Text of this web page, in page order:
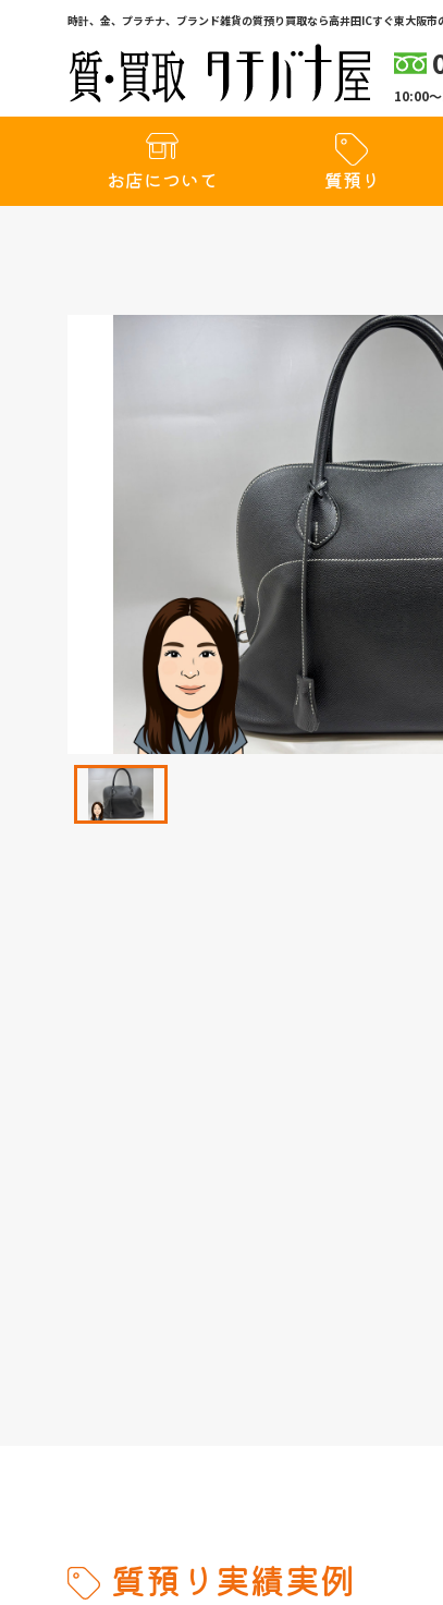
時計、金、プラチナ、ブランド雑貨の質預り買取なら高井田ICすぐ東大阪市
10:00
お店について 質預り
質預り実績実例